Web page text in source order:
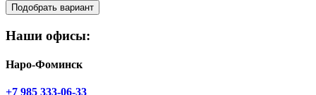
Подобрать вариант
Наши офисы:
Наро-Фоминск
+7 985 333-06-33